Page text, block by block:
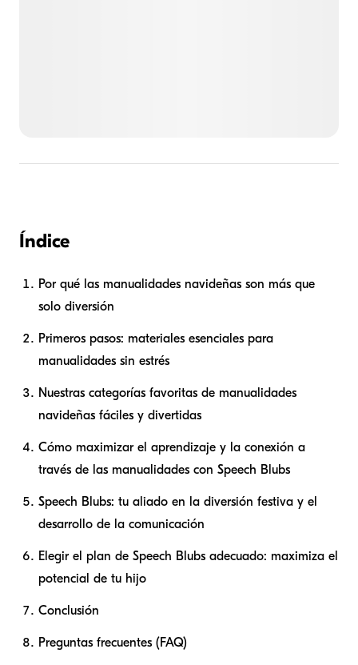
Índice
Por qué las manualidades navideñas son más que
solo diversión
Primeros pasos: materiales esenciales para
manualidades sin estrés
Nuestras categorías favoritas de manualidades
navideñas fáciles y divertidas
Cómo maximizar el aprendizaje y la conexión a
través de las manualidades con Speech Blubs
Speech Blubs: tu aliado en la diversión festiva y el
desarrollo de la comunicación
Elegir el plan de Speech Blubs adecuado: maximiza el
potencial de tu hijo
Conclusión
Preguntas frecuentes (FAQ)